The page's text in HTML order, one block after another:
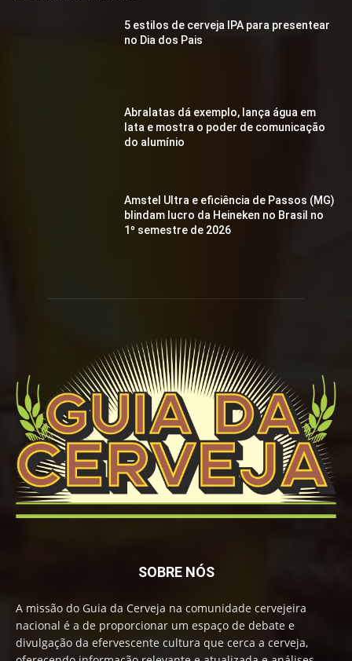
5 estilos de cerveja IPA para presentear
no Dia dos Pais
Abralatas dá exemplo, lança água em
lata e mostra o poder de comunicação
do alumínio
Amstel Ultra e eficiência de Passos (MG)
blindam lucro da Heineken no Brasil no
1º semestre de 2026
SOBRE NÓS
A missão do Guia da Cerveja na comunidade cervejeira
nacional é a de proporcionar um espaço de debate e
divulgação da efervescente cultura que cerca a cerveja,